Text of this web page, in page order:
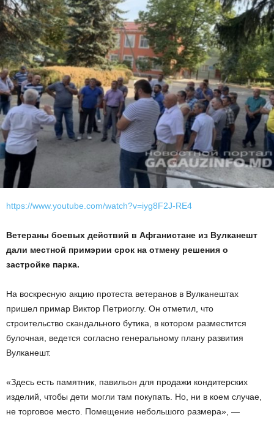
https://www.youtube.com/watch?v=iyg8F2J-RE4
Ветераны боевых действий в Афганистане из Вулканешт
дали местной примэрии срок на отмену решения о
застройке парка.
На воскресную акцию протеста ветеранов в Вулканештах
пришел примар Виктор Петриоглу. Он отметил, что
строительство скандального бутика, в котором разместится
булочная, ведется согласно генеральному плану развития
Вулканешт.
«Здесь есть памятник, павильон для продажи кондитерских
изделий, чтобы дети могли там покупать. Но, ни в коем случае,
не торговое место. Помещение небольшого размера», —